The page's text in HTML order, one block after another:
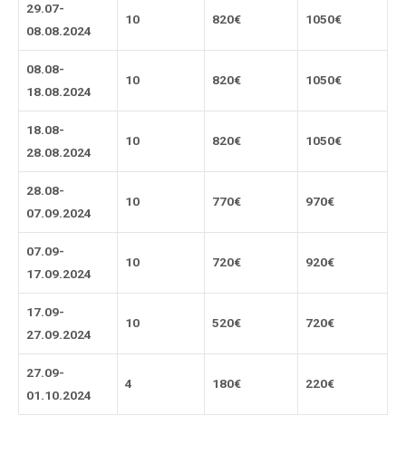
29.07-
08.08.2024
10 820€ 1050€
08.08-
18.08.2024
10 820€ 1050€
18.08-
28.08.2024
10 820€ 1050€
28.08-
07.09.2024
10 770€ 970€
07.09-
17.09.2024
10 720€ 920€
17.09-
27.09.2024
10 520€ 720€
27.09-
01.10.2024
4 180€ 220€